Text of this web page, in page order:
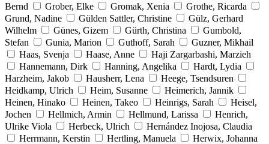
Bernd
Grober, Elke Gromak, Xenia
Grothe, Ricarda
Grund, Nadine
Gülden Sattler, Christine
Gülz, Gerhard
Wilhelm
Günes, Gizem Gürth, Christina
Gumbold,
Stefan
Gunia, Marion Guthoff, Sarah
Guzner, Mikhail
Haas, Svenja
Haase, Anne
Haji Zargarbashi, Marzieh
Hannemann, Dirk
Hanning, Angelika
Hardt, Lydia
Harzheim, Jakob
Hausherr, Lena
Heege, Tsendsuren
Heidkamp, Ulrich
Heim, Susanne
Heimerich, Jannik
Heinen, Hinako
Heinen, Takeo Heinrigs, Sarah
Heisel,
Jochen
Hellmich, Armin Hellmund, Larissa
Henrich,
Ulrike Viola
Herbeck, Ulrich
Hernández Inojosa, Claudia
Herrmann, Kerstin
Hertling, Manuela
Herwix, Johanna